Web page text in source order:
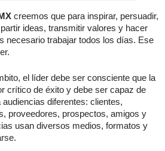
creemos que para inspirar, persuadir,
ideas, transmitir valores y hacer
necesario trabajar todos los días. Ese
el líder debe ser consciente que la
crítico de éxito y debe ser capaz de
diferentes: clientes,
proveedores, prospectos, amigos y
usan diversos medios, formatos y